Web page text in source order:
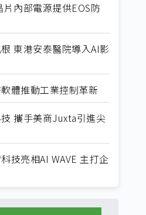
內部電源提供EOS防
東港安泰醫院導入AI影
體推動工業控制革新
攜手美商Juxta引進尖
技亮相AI WAVE 主打企